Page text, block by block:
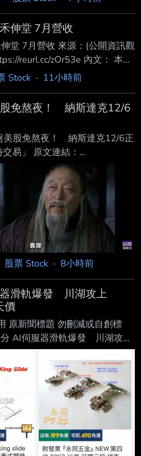
伸堂 7月營收
堂 7月營收 來源：(公開資訊觀
reurl.cc/zOr53e 內文： 本資
禾伸堂 公司提供 民國115年
年同期 1,095,188 增減金額
分比 37.05 本年累計
計 7,769,273 增減金額
分比 18.63 備註 / 營收變化原
聖太陽堂，老蘇永遠的心魔，
Stock · 11小時前
免熬夜！ 納斯達克12/6
美股免熬夜！ 納斯達克12/6正
易」 原文連結：
發布時間：2026.08.06
記者署名：記者｜鏡新聞 原文內
易所，確定在今年12/6日，將交
23 小時，幾乎達到全天交易，
業流程影響不大，但美股沒有
交易流動性不足，恐怕會 讓股
而對習慣在台股收盤後，接續操
人來說，彈性大增， 不用再熬
/評論：
股票 Stock · 8小時前
滑軌爆發 川湖攻上
價
原新聞標題 勿刪減或自創標
AI伺服器滑軌爆發 川湖攻上
南俊國際同步漲停 原文標
自創標題，違者4-1處分，此行
滑軌爆發 川湖攻上11110元
同步漲停 原文連結： 網址超
網址，連結不能點擊者板規 1-
tinyurl.com/3hn3enjh 發布時
過3天新聞 2026/08/07 記者署
大盤重挫仍逆勢強攻 AI 伺服